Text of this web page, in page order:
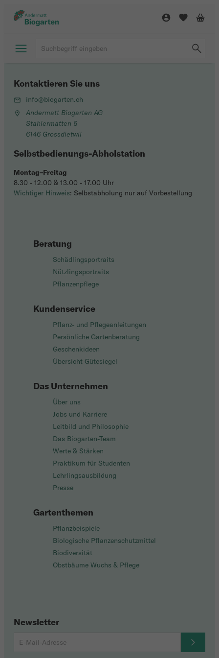
Beratung
Schädlingsportraits
Nützlingsportraits
Pflanzenpflege
Kundenservice
Pflanz- und Pflegeanleitungen
Persönliche Gartenberatung
Geschenkideen
Übersicht Gütesiegel
Das Unternehmen
Über uns
Jobs und Karriere
Leitbild und Philosophie
Das Biogarten-Team
Werte & Stärken
Praktikum für Studenten
Lehrlingsausbildung
Presse
Gartenthemen
Pflanzbeispiele
Biologische Pflanzenschutzmittel
Biodiversität
Obstbäume Wuchs & Pflege
Newsletter
Kontaktieren Sie uns
info@biogarten.ch
Andermatt Biogarten AG
Stahlermatten 6
6146 Grossdietwil
Selbstbedienungs-Abholstation
Montag–Freitag
8.30 - 12.00 & 13.00 - 17.00 Uhr
Wichtiger Hinweis: Selbstabholung nur auf Vorbestellung